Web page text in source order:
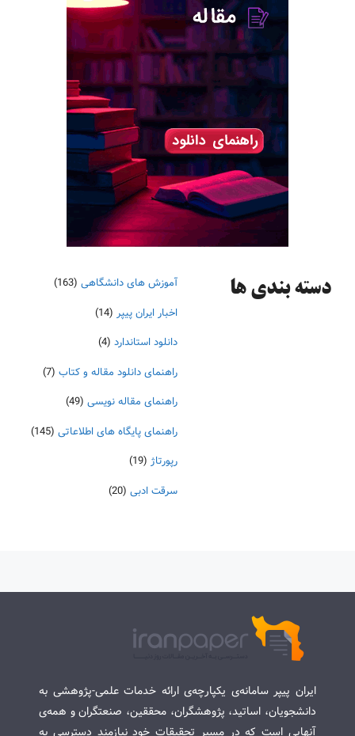
دسته‌ بندی ها آموزش های دانشگاهی (163)
اخبار ایران پیپر (14)
دانلود استاندارد (4)
راهنمای دانلود مقاله و کتاب (7)
راهنمای مقاله نویسی (49)
راهنمای پایگاه های اطلاعاتی (145)
رپورتاژ (19)
سرقت ادبی (20)
ایران پیپر سامانه‌ی یکپارچه‌ی ارائه خدمات علمی-پژوهشی به
دانشجویان، اساتید، پژوهشگران، محققین، صنعتگران و همه‌ی
آنهایی است که در مسیر تحقیقات خود نیازمند دسترسی به